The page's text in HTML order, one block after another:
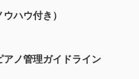
ハウ付き）
ノ管理ガイドライン